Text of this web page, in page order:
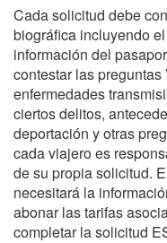
Cada solicitud debe
biográfica incluyendo
información del
contestar las
enfermedades
ciertos delitos,
deportación y otras
cada viajero es
de su propia solicitud.
necesitará la
abonar las tarifas
completar la solicitud